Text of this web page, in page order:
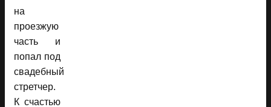
на
проезжую
часть и
попал под
свадебный
стретчер.
К счастью